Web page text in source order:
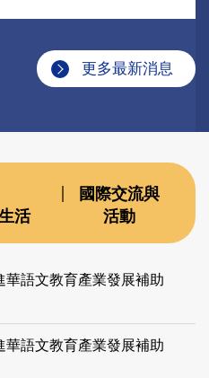
更多最新消息
活
國際交流與
活動
華語文教育產業發展補助
華語文教育產業發展補助